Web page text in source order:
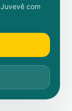
Juvevê com